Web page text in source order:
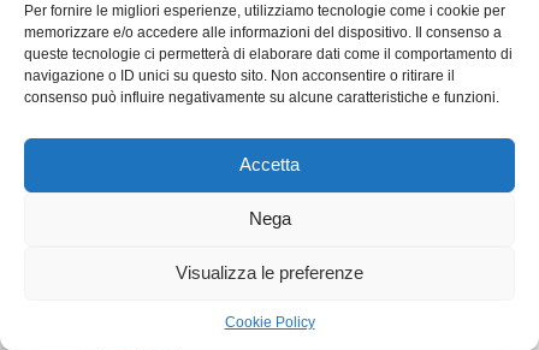
Per fornire le migliori esperienze, utilizziamo tecnologie come i cookie per
memorizzare e/o accedere alle informazioni del dispositivo. Il consenso a
queste tecnologie ci permetterà di elaborare dati come il comportamento di
navigazione o ID unici su questo sito. Non acconsentire o ritirare il
consenso può influire negativamente su alcune caratteristiche e funzioni.
Accetta
Nega
Visualizza le preferenze
Cookie Policy
Numeri dell’economia
7 Settembre 2019
Numeri della TV
Ascolti Tv
12 Luglio 2019